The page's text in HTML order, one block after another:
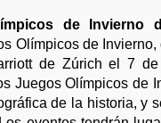
de Invierno
Olímpicos de
de Zúrich el 7 de
Juegos Olímpicos de
de la historia, y